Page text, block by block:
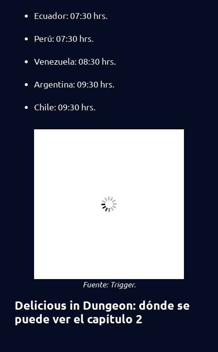
Ecuador: 07:30 hrs.
Perú: 07:30 hrs.
Venezuela: 08:30 hrs.
Argentina: 09:30 hrs.
Chile: 09:30 hrs.
Fuente: Trigger.
Delicious in Dungeon: dónde se
puede ver el capítulo 2